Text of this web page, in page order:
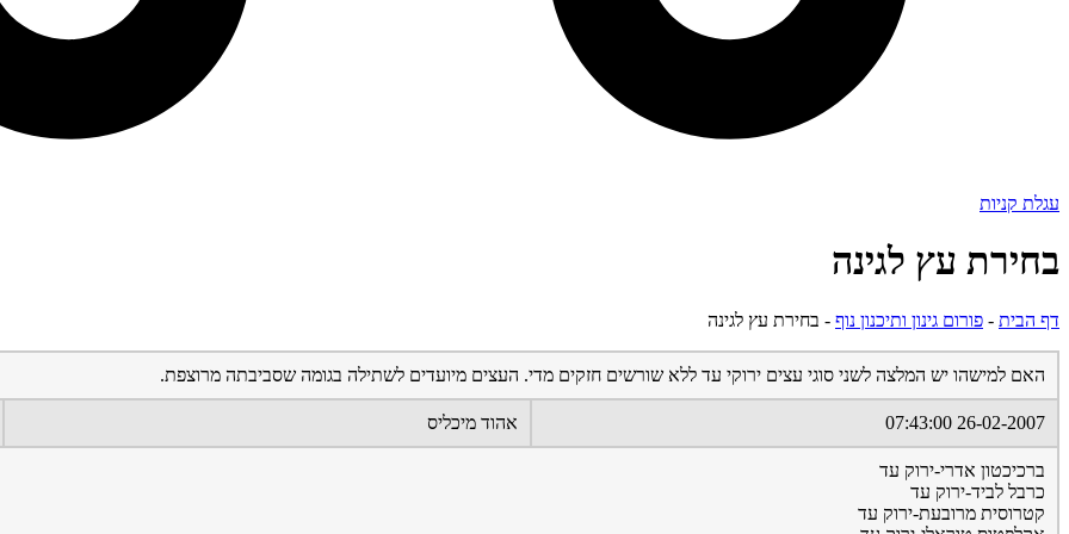
עגלת קניות
בחירת עץ לגינה
דף הבית - פורום גינון ותיכנון נוף - בחירת עץ לגינה
האם למישהו יש המלצה לשני סוגי עצים ירוקי עד ללא שורשים חזקים מדי. העצים מיועדים לשתילה בגומה שסביבתה מרוצפת.
26-02-2007 07:43:00 אהוד מיכליס
ברכיכטון אדרי-ירוק עד
כרבל לביד-ירוק עד
קטרוסית מרובעת-ירוק עד